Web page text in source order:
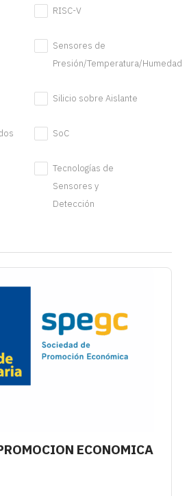
RISC-V
Sensores de
Presión/Temperatura/Humedad
Silicio sobre Aislante
SoC
Tecnologías de
Sensores y
Detección
ECONOMICA